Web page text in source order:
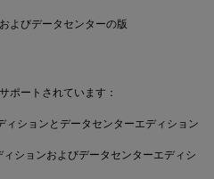
よびデータセンターの版
ポートされています：
ションとデータセンターエディション
ションおよびデータセンターエディシ